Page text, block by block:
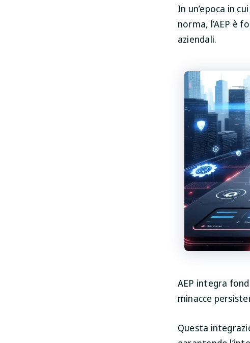
In un’epoca in
norma, l’AEP è
aziendali.
AEP integra
minacce
Questa